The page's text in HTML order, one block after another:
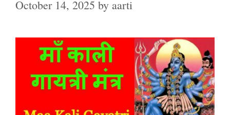
October 14, 2025 by aarti